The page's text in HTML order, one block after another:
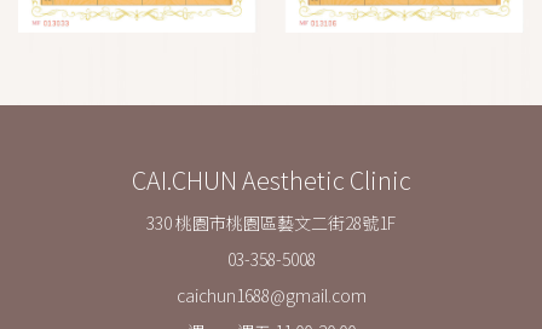
CAI.CHUN Aesthetic Clinic
330 桃園市桃園區藝文二街28號1F
03-358-5008
caichun1688@gmail.com